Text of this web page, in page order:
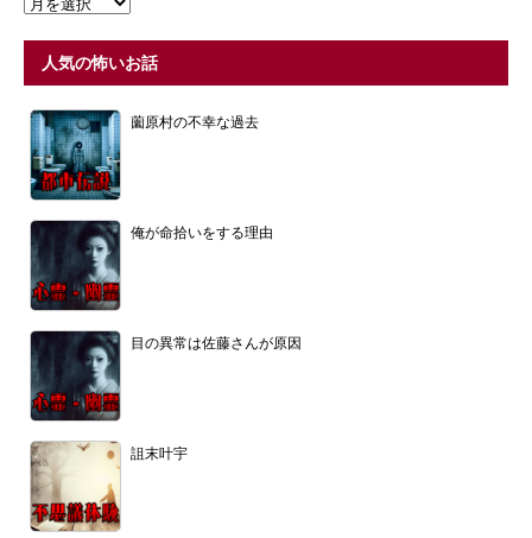
人気の怖いお話
薗原村の不幸な過去
俺が命拾いをする理由
目の異常は佐藤さんが原因
詛末叶宇